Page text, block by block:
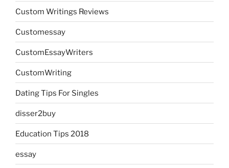
Custom Writings Reviews
Customessay
CustomEssayWriters
CustomWriting
Dating Tips For Singles
disser2buy
Education Tips 2018
essay